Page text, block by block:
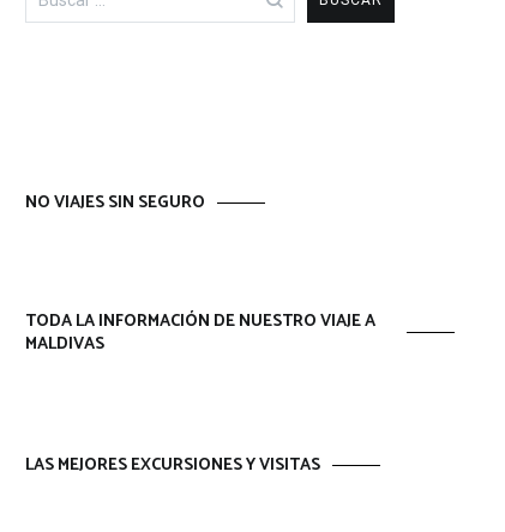
NO VIAJES SIN SEGURO
TODA LA INFORMACIÓN DE NUESTRO VIAJE A
MALDIVAS
LAS MEJORES EXCURSIONES Y VISITAS